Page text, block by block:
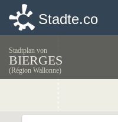
Stadte.co
Stadtplan von
BIERGES
(Région Wallonne)
Stadte.co